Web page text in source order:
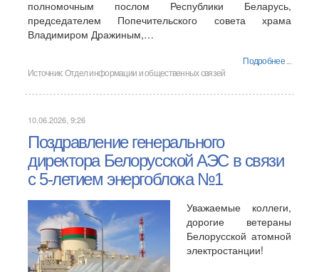
полномочным послом Республики Беларусь,
председателем Попечительского совета храма
Владимиром Дражиным,…
Подробнее ...
Источник:Отдел информации и общественных связей
10.06.2026, 9:26
Поздравление генерального
директора Белорусской АЭС в связи
с 5-летием энергоблока №1
Уважаемые коллеги,
дорогие ветераны
Белорусской атомной
электростанции!